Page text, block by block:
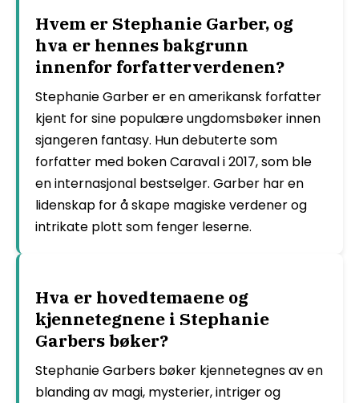
Hvem er Stephanie Garber, og
hva er hennes bakgrunn
innenfor forfatterverdenen?
Stephanie Garber er en amerikansk forfatter
kjent for sine populære ungdomsbøker innen
sjangeren fantasy. Hun debuterte som
forfatter med boken Caraval i 2017, som ble
en internasjonal bestselger. Garber har en
lidenskap for å skape magiske verdener og
intrikate plott som fenger leserne.
Hva er hovedtemaene og
kjennetegnene i Stephanie
Garbers bøker?
Stephanie Garbers bøker kjennetegnes av en
blanding av magi, mysterier, intriger og